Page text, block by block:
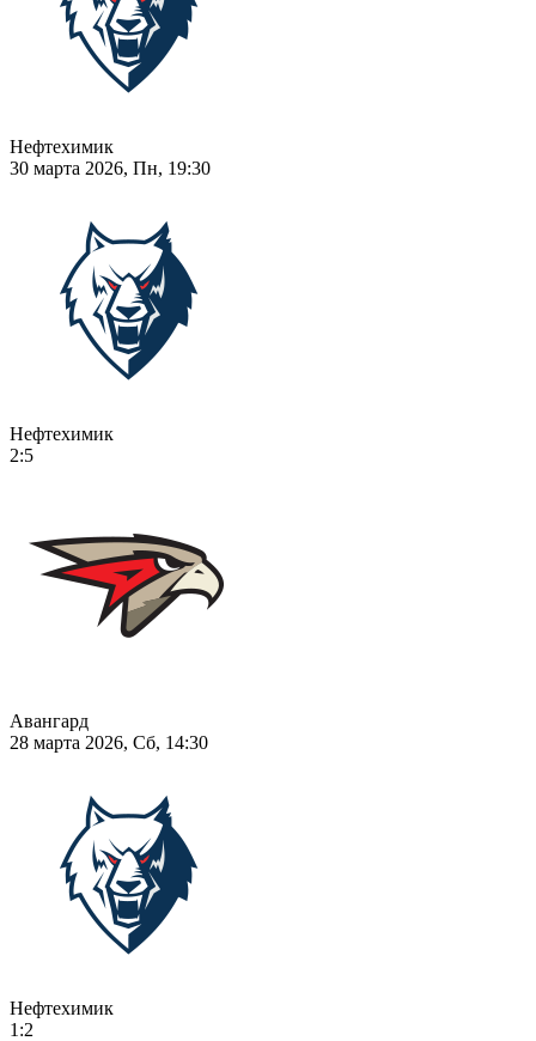
Нефтехимик
30 марта 2026, Пн, 19:30
Нефтехимик
2:5
Авангард
28 марта 2026, Сб, 14:30
Нефтехимик
1:2